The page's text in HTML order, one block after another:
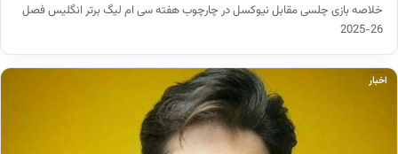
خلاصه بازی چلسی مقابل نیوکسل در چارچوب هفته سی ام لیگ برتر انگلیس فصل
26-2025
اخبار